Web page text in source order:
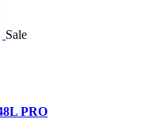
Sale
PRO